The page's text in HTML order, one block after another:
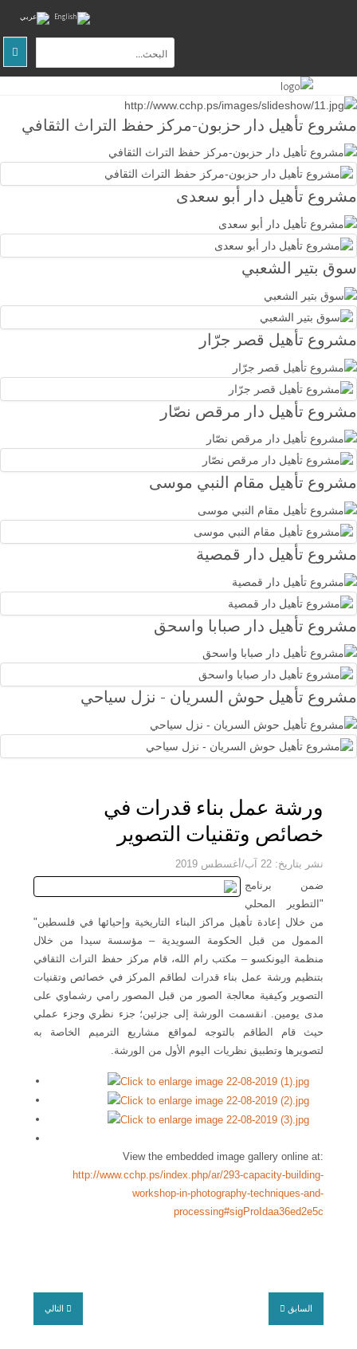
الصفحة
عن
والطبيعية
مشروع تأهيل دار حزبون-مركز حفظ التراث الثقافي
مشروع تأهيل دار أبو سعدى
سوق بتير الشعبي
مشروع تأهيل قصر جرّار
مشروع تأهيل دار مرقص نصّار
مشروع تأهيل مقام النبي موسى
مشروع تأهيل دار قمصية
مشروع تأهيل دار صبابا واسحق
مشروع تأهيل حوش السريان - نزل سياحي
ورشة عمل بناء قدرات في
خصائص وتقنيات التصوير
نشر بتاريخ: 22 آب/أغسطس 2019
ضمن برنامج
"التطوير المحلي
من خلال إعادة تأهيل مراكز البناء التاريخية وإحيائها في فلسطين"
الممول من قبل الحكومة السويدية – مؤسسة سيدا من خلال
منظمة اليونكسو – مكتب رام الله، قام مركز حفظ التراث الثقافي
بتنظيم ورشة عمل بناء قدرات لطاقم المركز في خصائص وتقنيات
التصوير وكيفية معالجة الصور من قبل المصور رامي رشماوي على
مدى يومين. انقسمت الورشة إلى جزئين؛ جزء نظري وجزء عملي
حيث قام الطاقم بالتوجه لمواقع مشاريع الترميم الخاصة به
لتصويرها وتطبيق نظريات اليوم الأول من الورشة.
View the embedded image gallery online at:
http://www.cchp.ps/index.php/ar/293-capacity-building-
workshop-in-photography-techniques-and-
processing#sigProIdaa36ed2e5c
السابق التالي